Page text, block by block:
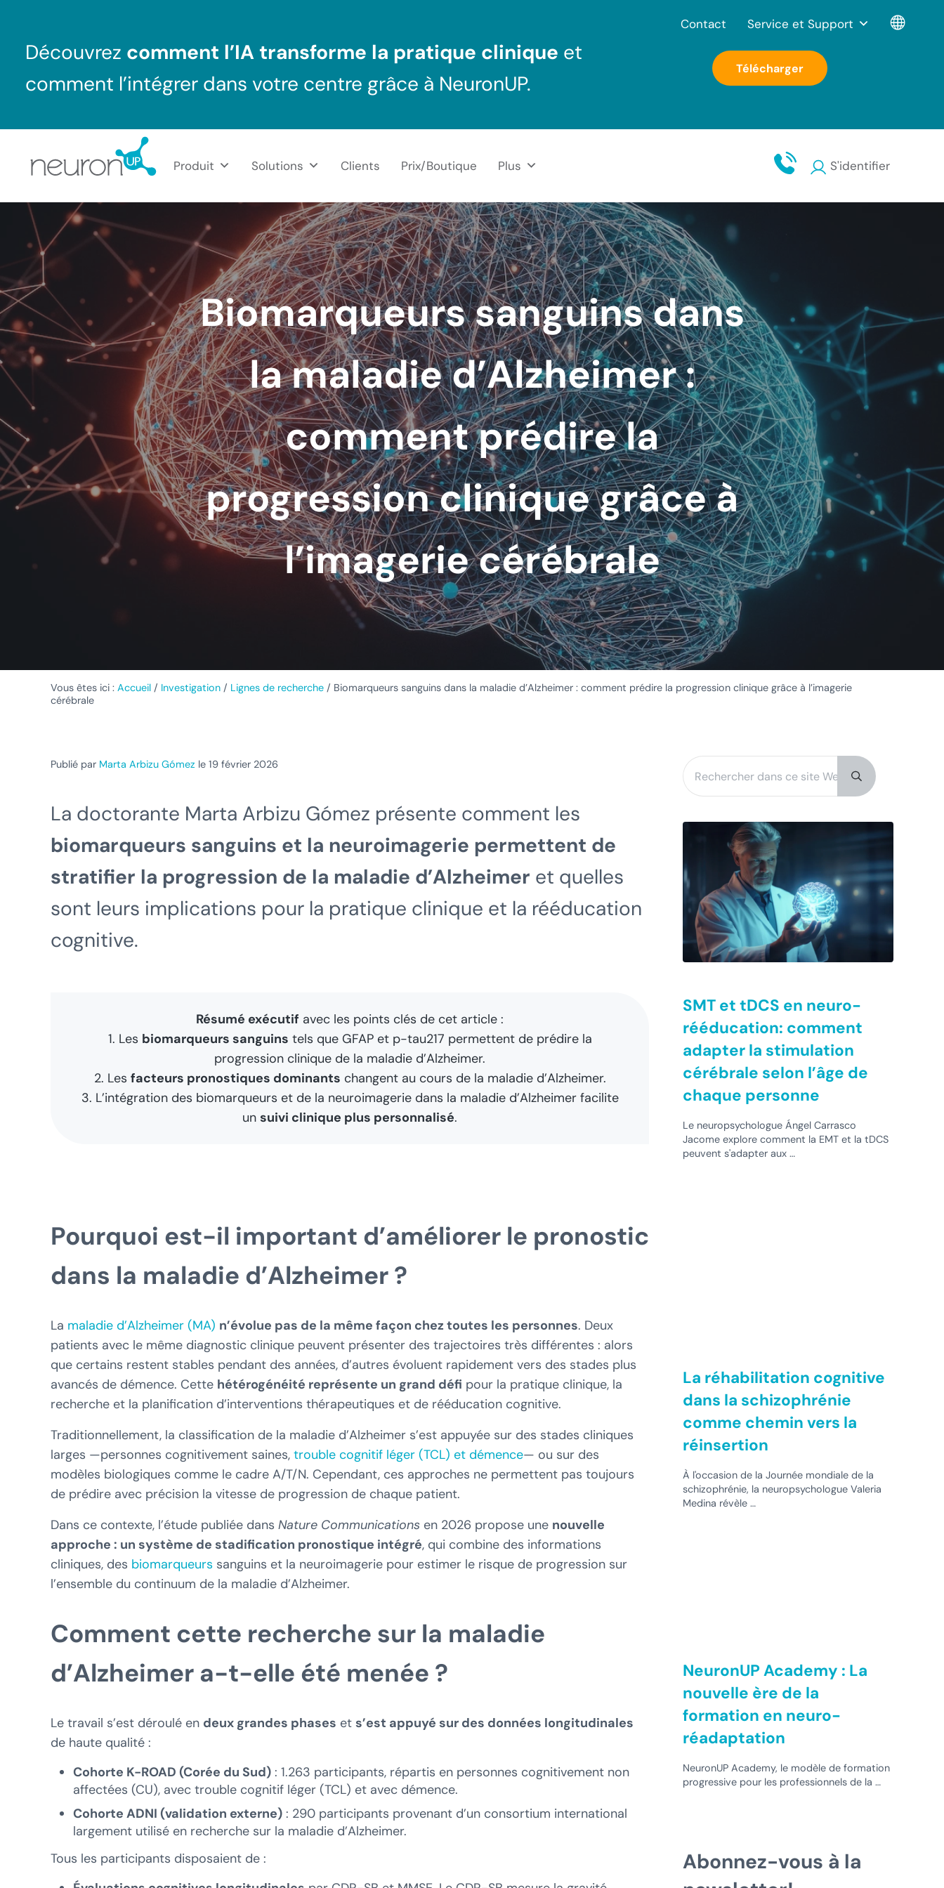
Découvrez comment l’IA transforme la pratique clinique et
comment l’intégrer dans votre centre grâce à NeuronUP.
Télécharger
Produit Solutions Clients Prix/Boutique Plus S'identifier
Contact Service et Support
Biomarqueurs sanguins dans
la maladie d’Alzheimer :
comment prédire la
progression clinique grâce à
l’imagerie cérébrale
Vous êtes ici : Accueil / Investigation / Lignes de recherche / Biomarqueurs sanguins dans la maladie d’Alzheimer : comment prédire la progression clinique grâce à l’imagerie
cérébrale
Publié par Marta Arbizu Gómez le 19 février 2026
La doctorante Marta Arbizu Gómez présente comment les
biomarqueurs sanguins et la neuroimagerie permettent de
stratifier la progression de la maladie d’Alzheimer et quelles
sont leurs implications pour la pratique clinique et la rééducation
cognitive.
Résumé exécutif avec les points clés de cet article :
1. Les biomarqueurs sanguins tels que GFAP et p-tau217 permettent de prédire la
progression clinique de la maladie d’Alzheimer.
2. Les facteurs pronostiques dominants changent au cours de la maladie d’Alzheimer.
3. L’intégration des biomarqueurs et de la neuroimagerie dans la maladie d’Alzheimer facilite
un suivi clinique plus personnalisé.
Pourquoi est-il important d’améliorer le pronostic
dans la maladie d’Alzheimer ?
La maladie d’Alzheimer (MA) n’évolue pas de la même façon chez toutes les personnes. Deux
patients avec le même diagnostic clinique peuvent présenter des trajectoires très différentes : alors
que certains restent stables pendant des années, d’autres évoluent rapidement vers des stades plus
avancés de démence. Cette hétérogénéité représente un grand défi pour la pratique clinique, la
recherche et la planification d’interventions thérapeutiques et de rééducation cognitive.
Traditionnellement, la classification de la maladie d’Alzheimer s’est appuyée sur des stades cliniques
larges —personnes cognitivement saines, trouble cognitif léger (TCL) et démence— ou sur des
modèles biologiques comme le cadre A/T/N. Cependant, ces approches ne permettent pas toujours
de prédire avec précision la vitesse de progression de chaque patient.
Dans ce contexte, l’étude publiée dans Nature Communications en 2026 propose une nouvelle
approche : un système de stadification pronostique intégré, qui combine des informations
cliniques, des biomarqueurs sanguins et la neuroimagerie pour estimer le risque de progression sur
l’ensemble du continuum de la maladie d’Alzheimer.
Comment cette recherche sur la maladie
d’Alzheimer a-t-elle été menée ?
Le travail s’est déroulé en deux grandes phases et s’est appuyé sur des données longitudinales
de haute qualité :
Cohorte K-ROAD (Corée du Sud): 1.263 participants, répartis en personnes cognitivement non
affectées (CU), avec trouble cognitif léger (TCL) et avec démence.
Cohorte ADNI (validation externe): 290 participants provenant d’un consortium international
largement utilisé en recherche sur la maladie d’Alzheimer.
Tous les participants disposaient de :
Sidebar
Rechercher dans ce site Web
Submit search
SMT et tDCS en neuro-
rééducation: comment
adapter la stimulation
cérébrale selon l’âge de
chaque personne
Le neuropsychologue Ángel Carrasco
Jacome explore comment la EMT et la tDCS
peuvent s'adapter aux …
La réhabilitation cognitive
dans la schizophrénie
comme chemin vers la
réinsertion
À l'occasion de la Journée mondiale de la
schizophrénie, la neuropsychologue Valeria
Medina révèle …
NeuronUP Academy : La
nouvelle ère de la
formation en neuro-
réadaptation
NeuronUP Academy, le modèle de formation
progressive pour les professionnels de la …
Abonnez-vous à la